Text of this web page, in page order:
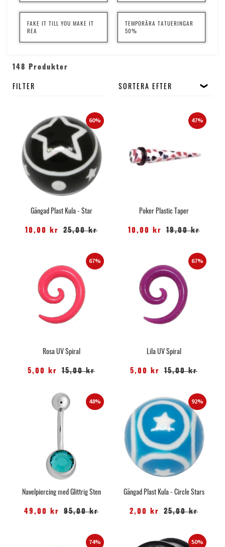
FAKE IT TILL YOU MAKE IT
REA
TEMPORÄRA TATUERINGAR
50%
148 Produkter
FILTER SORTERA EFTER
60%
Gängad Plast Kula - Star
10,00 kr 25,00 kr
47%
Poker Plastic Taper
10,00 kr 19,00 kr
67%
Rosa UV Spiral
5,00 kr 15,00 kr
67%
Lila UV Spiral
5,00 kr 15,00 kr
48%
Navelpiercing med Glittrig Sten
49,00 kr 95,00 kr
92%
Gängad Plast Kula - Circle Stars
2,00 kr 25,00 kr
74% 50%